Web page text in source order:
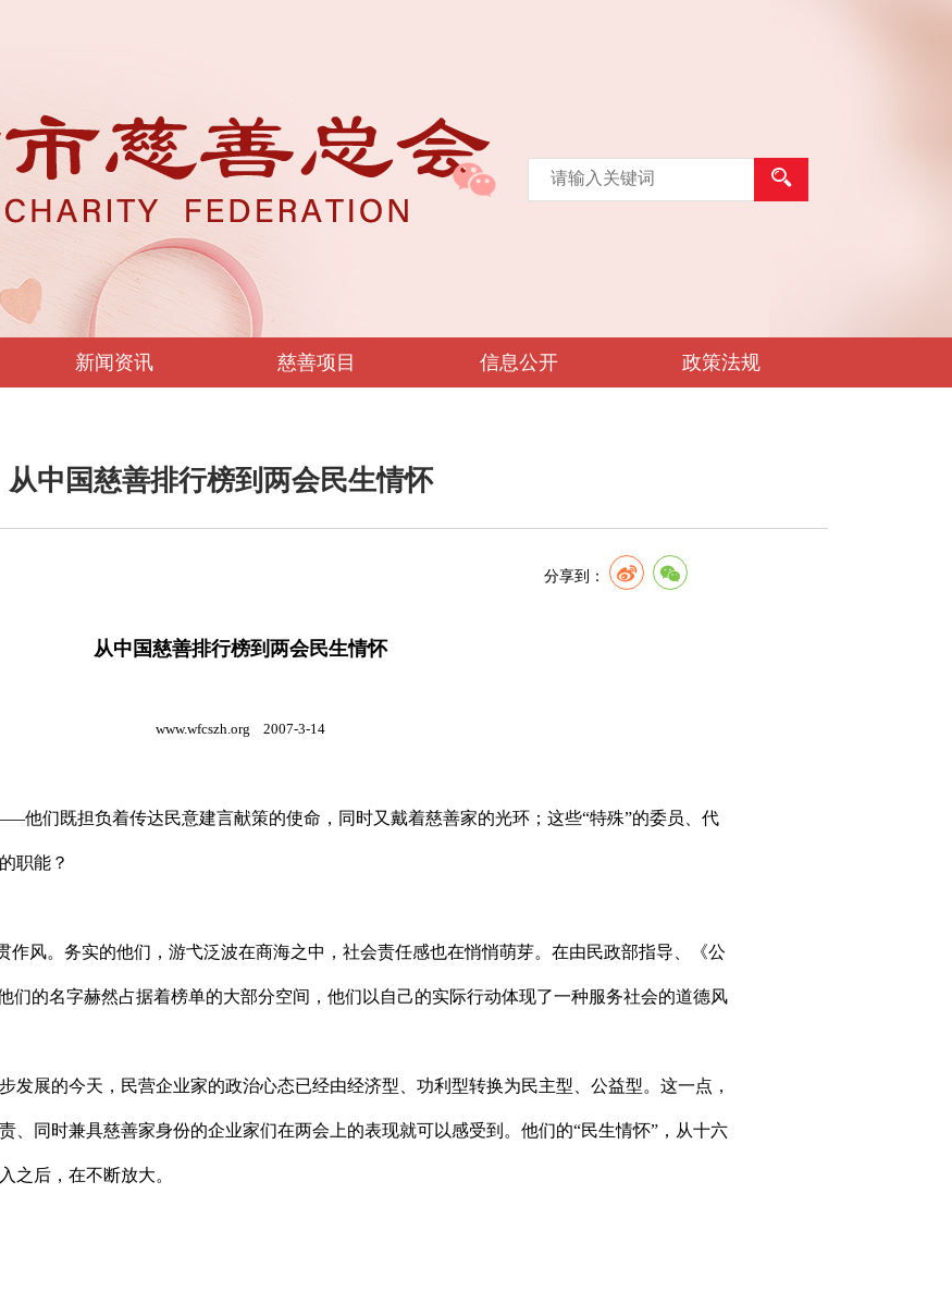
新闻资讯 慈善项目 信息公开 政策法规
从中国慈善排行榜到两会民生情怀
分享到：
从中国慈善排行榜到两会民生情怀
www.wfcszh.org 2007-3-14
们既担负着传达民意建言献策的使命，同时又戴着慈善家的光环；这些“特殊”的委员、代
职能？
风。务实的他们，游弋泛波在商海之中，社会责任感也在悄悄萌芽。在由民政部指导、《公
们的名字赫然占据着榜单的大部分空间，他们以自己的实际行动体现了一种服务社会的道德风
展的今天，民营企业家的政治心态已经由经济型、功利型转换为民主型、公益型。这一点，
、同时兼具慈善家身份的企业家们在两会上的表现就可以感受到。他们的“民生情怀”，从十六
之后，在不断放大。